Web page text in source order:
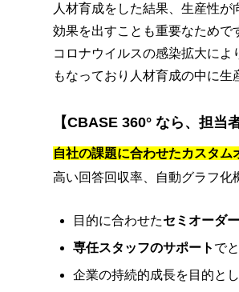
人材育成をした結果、生産性
効果を出すことも重要なためで
コロナウイルスの感染拡大に
もなっており人材育成の中に生
【CBASE 360° なら、担当
自社の課題に合わせたカスタム
高い回答回収率、自動グラフ化
目的に合わせたセミオーダ
専任スタッフのサポート で
企業の持続的成長を目的と